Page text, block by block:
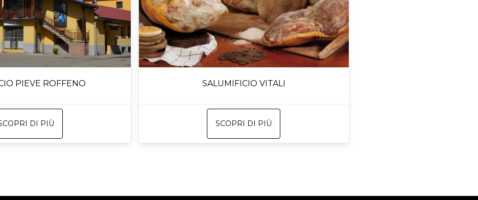
PIEVE ROFFENO
DI PIÙ
SALUMIFICIO VITALI
SCOPRI DI PIÙ